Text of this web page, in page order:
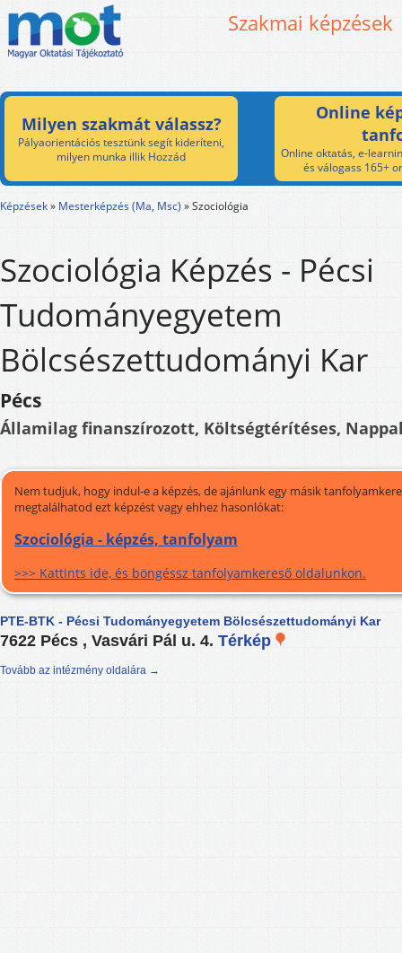
Szakmai képzések
Milyen szakmát válassz?
Pályaorientációs tesztünk segít kideríteni,
milyen munka illik Hozzád
Online
Online oktatás, e-
és válogass 165+
Képzések» Mesterképzés (Ma, Msc) »Szociológia
Szociológia Képzés - Pécsi
Tudományegyetem
Bölcsészettudományi Kar
Pécs
Államilag finanszírozott, Költségtérítéses,
Nem tudjuk, hogy indul-e a képzés, de ajánlunk egy másik
megtalálhatod ezt képzést vagy ehhez hasonlókat:
Szociológia - képzés, tanfolyam
>>> Kattints ide, és böngéssz tanfolyamkereső oldalunkon.
PTE-BTK - Pécsi Tudományegyetem Bölcsészettudományi Kar
7622 Pécs , Vasvári Pál u. 4. Térkép
Tovább az intézmény oldalára →